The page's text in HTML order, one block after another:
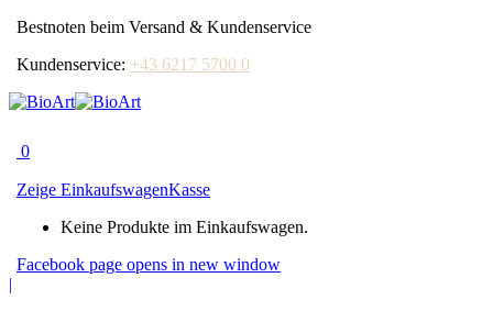
Bestnoten beim Versand & Kundenservice
Kundenservice: +43 6217 5700 0
0
Zeige EinkaufswagenKasse
Keine Produkte im Einkaufswagen.
Facebook page opens in new window
|